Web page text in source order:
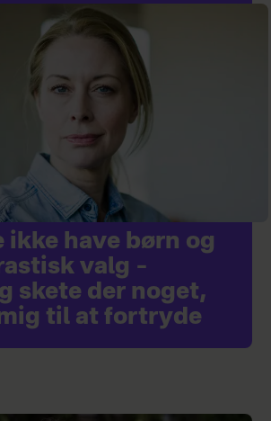
ikke have børn og
valg –
skete der noget,
til at fortryde